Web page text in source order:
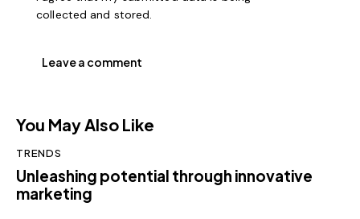
collected and stored.
You May Also Like
TRENDS
Unleashing potential through innovative
marketing